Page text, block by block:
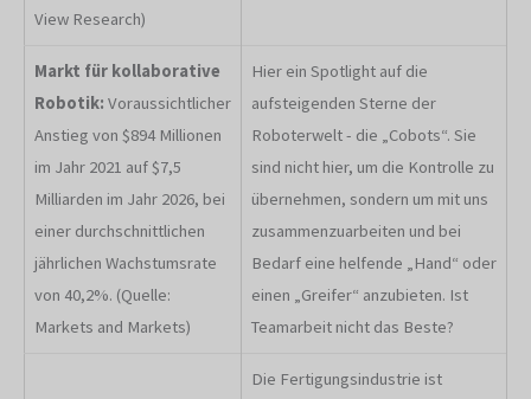
View Research)
Markt für kollaborative
Robotik: Voraussichtlicher
Anstieg von $894 Millionen
im Jahr 2021 auf $7,5
Milliarden im Jahr 2026, bei
einer durchschnittlichen
jährlichen Wachstumsrate
von 40,2%. (Quelle:
Markets and Markets)
Hier ein Spotlight auf die
aufsteigenden Sterne der
Roboterwelt - die „Cobots“. Sie
sind nicht hier, um die Kontrolle zu
übernehmen, sondern um mit uns
zusammenzuarbeiten und bei
Bedarf eine helfende „Hand“ oder
einen „Greifer“ anzubieten. Ist
Teamarbeit nicht das Beste?
Die Fertigungsindustrie ist